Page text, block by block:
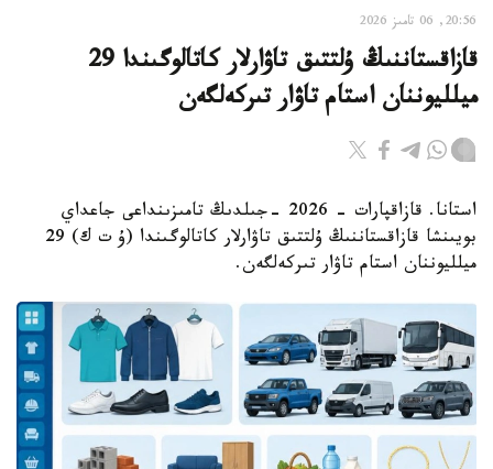
20:56, 06 تامىز 2026
قازاقستاننىڭ ۇلتتىق تاۋارلار كاتالوگىندا 29
ميلليوننان استام تاۋار تىركەلگەن
استانا. قازاقپارات - 2026 -جىلدىڭ تامىزىنداعى جاعداي
بويىنشا قازاقستاننىڭ ۇلتتىق تاۋارلار كاتالوگىندا (ۇ ت ك) 29
ميلليوننان استام تاۋار تىركەلگەن.